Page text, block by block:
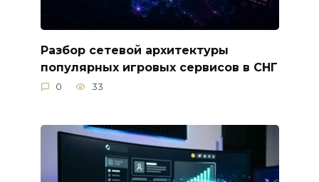
Разбор сетевой архитектуры
популярных игровых сервисов в СНГ
0 33